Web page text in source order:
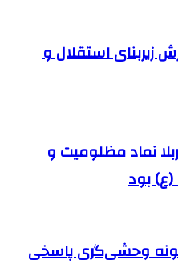
زیربنای استقلال و
نماد مظلومیت و
(ع) بود
وحشی‌گری پاسخی